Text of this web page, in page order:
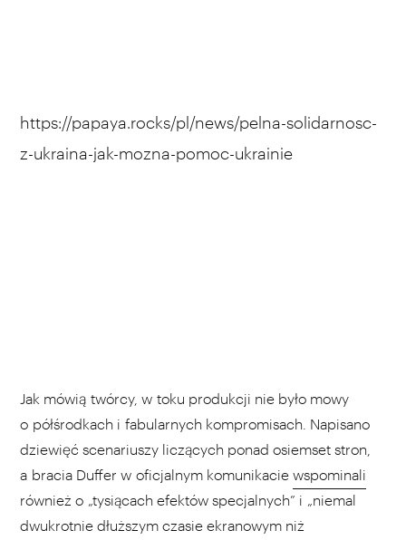
https://papaya.rocks/pl/news/pelna-solidarnosc-
z-ukraina-jak-mozna-pomoc-ukrainie
Jak mówią twórcy, w toku produkcji nie było mowy
o półśrodkach i fabularnych kompromisach. Napisano
dziewięć scenariuszy liczących ponad osiemset stron,
a bracia Duffer w oficjalnym komunikacie wspominali
również o „tysiącach efektów specjalnych” i „niemal
dwukrotnie dłuższym czasie ekranowym niż